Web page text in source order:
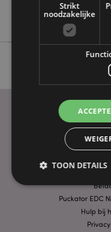
Nee
Puckator EDC
Hulp bij
Strikt
noodzakelijke
TOON DETAILS